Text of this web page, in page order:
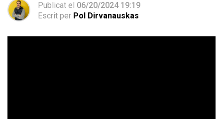
Publicat el 06/20/2024 19:19
Escrit per Pol Dirvanauskas